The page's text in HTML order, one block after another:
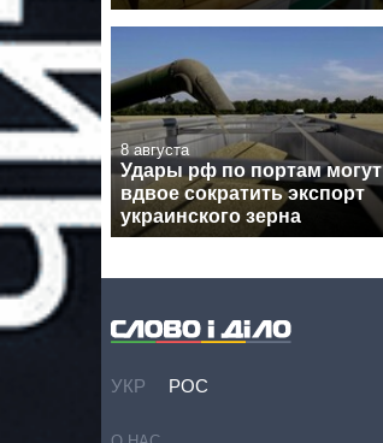
8 августа
Удары рф по портам могут
вдвое сократить экспорт
украинского зерна
УКР РОС